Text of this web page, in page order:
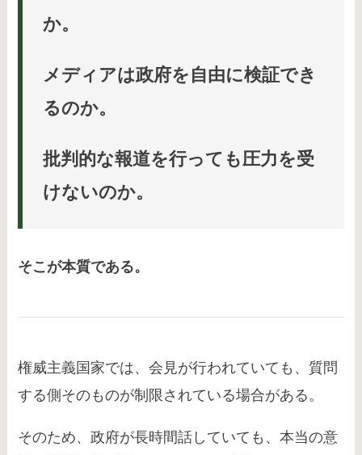
か。
メディアは政府を自由に検証でき
るのか。
批判的な報道を行っても圧力を受
けないのか。
そこが本質である。
権威主義国家では、会見が行われていても、質問
する側そのものが制限されている場合がある。
そのため、政府が長時間話していても、本当の意